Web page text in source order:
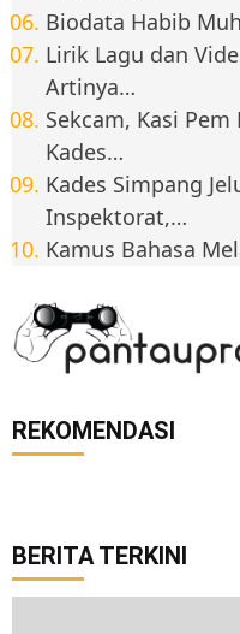
Biodata Habib
Lirik Lagu dan
Artinya…
Sekcam, Kasi
Kades…
Kades Simpang
Inspektorat,…
Kamus Bahasa
REKOMENDASI
BERITA TERKINI